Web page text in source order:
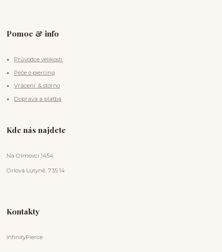
Pomoc & info
Průvodce velikostí
Péče o piercing
Vrácení & storno
Doprava a platba
Kde nás najdete
Na Olmovci 1454
Orlová Lutyně, 735 14
Kontakty
InfinityPierce